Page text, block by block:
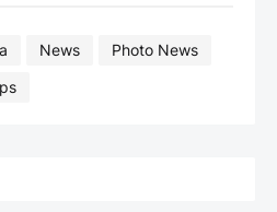
News
Photo News